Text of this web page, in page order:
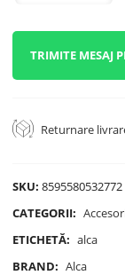
TRIMITE MESAJ
Returnare
SKU:8595580532772
CATEGORII:
ETICHETĂ: alca
BRAND: Alca